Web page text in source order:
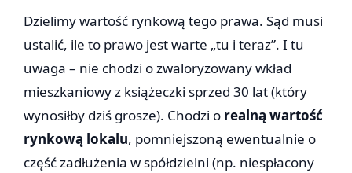
Dzielimy wartość rynkową tego prawa. Sąd musi
ustalić, ile to prawo jest warte „tu i teraz”. I tu
uwaga – nie chodzi o zwaloryzowany wkład
mieszkaniowy z książeczki sprzed 30 lat (który
wynosiłby dziś grosze). Chodzi o realną wartość
rynkową lokalu, pomniejszoną ewentualnie o
część zadłużenia w spółdzielni (np. niespłacony